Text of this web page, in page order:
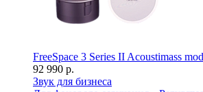
FreeSpace 3 Series II Acoustimass
92 990 р.
Звук для бизнеса